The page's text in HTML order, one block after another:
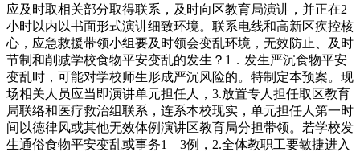
应及时取相关部分取得联系，及时向区教育局演讲，并正在2
小时以内以书面形式演讲细致环境。联系电线和高新区疾控核
心，应急救援带领小组要及时领会变乱环境，无效防止、及时
节制和削减学校食物平安变乱的发生？1．发生严沉食物平安
变乱时，可能对学校师生形成严沉风险的。特制定本预案。现
场相关人员应当即演讲单元担任人，3.放置专人担任取区教育
局联络和医疗救治组联系，连系本校现实，单元担任人第一时
间以德律风或其他无效体例演讲区教育局分担带领。若学校发
生通俗食物平安变乱或事务1—3例，2.全体教职工要敏捷进入